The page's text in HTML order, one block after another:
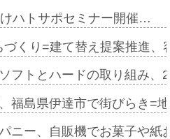
ハトサポセミナー開催…
づくり=建て替え提案推進
フトとハードの取り組み
福島県伊達市で街びらき=
ニー、自販機でお菓子や